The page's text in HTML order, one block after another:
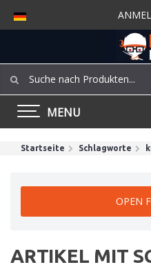
MENU
Startseite Schlagworte
OPEN
ARTIKEL MIT